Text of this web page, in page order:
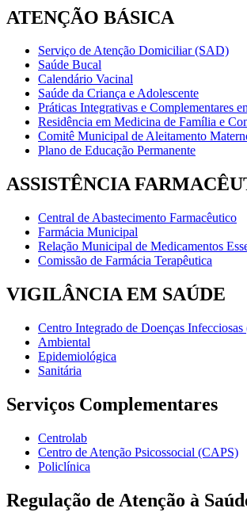
ATENÇÃO BÁSICA
Serviço de Atenção Domiciliar (SAD)
Saúde Bucal
Calendário Vacinal
Saúde da Criança e Adolescente
Práticas Integrativas e Complementares
Residência em Medicina de Família e
Comitê Municipal de Aleitamento
Plano de Educação Permanente
ASSISTÊNCIA
Central de Abastecimento Farmacêutico
Farmácia Municipal
Relação Municipal de Medicamentos
Comissão de Farmácia Terapêutica
VIGILÂNCIA EM SAÚDE
Centro Integrado de Doenças
Ambiental
Epidemiológica
Sanitária
Serviços Complementares
Centrolab
Centro de Atenção Psicossocial (CAPS)
Policlínica
Regulação de Atenção à